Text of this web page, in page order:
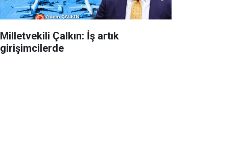
Milletvekili Çalkın: İş artık
girişimcilerde